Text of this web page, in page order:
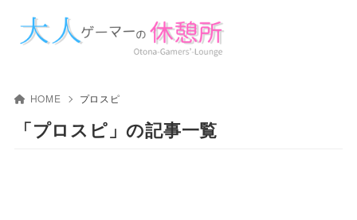
HOME プロスピ
「プロスピ」の記事一覧